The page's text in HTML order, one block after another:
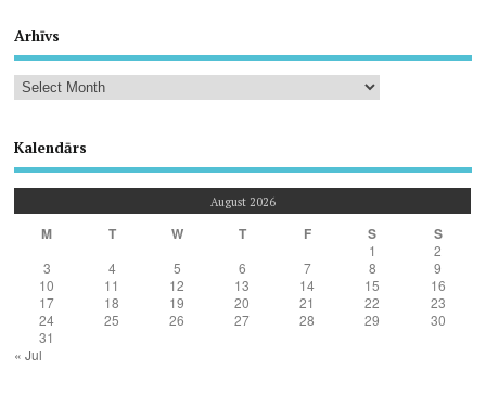
Arhīvs
Kalendārs
August 2026
M T W T F S S
1
2
3
4 5 6 7 8
9
10
11 12 13 14 15
16
17
18 19 20 21 22
23
24
25 26 27 28 29
30
31
« Jul